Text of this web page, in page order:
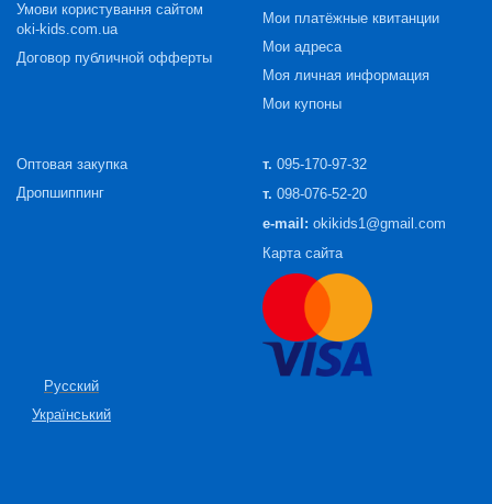
Умови користування сайтом
oki-kids.com.ua
Договор публичной офферты
Мои платёжные квитанции
Мои адреса
Моя личная информация
Мои купоны
Оптовая закупка
Дропшиппинг
т. 095-170-97-32
т. 098-076-52-20
e-mail: okikids1@gmail.com
Карта сайта
Русский
Український